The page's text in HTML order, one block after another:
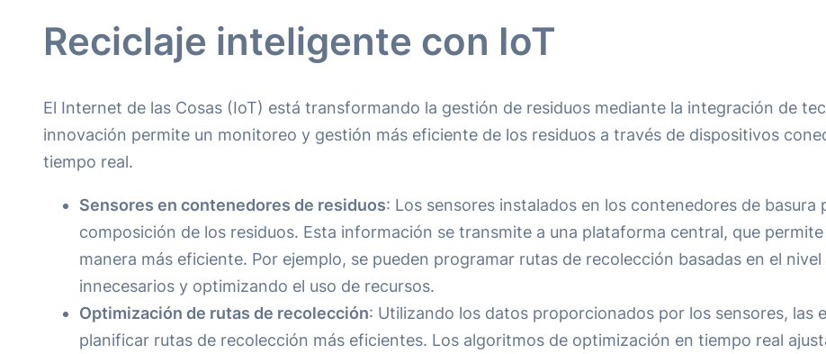
Reciclaje inteligente con IoT
El Internet de las Cosas (IoT) está transformando la gestión de residuos mediante la integración de
innovación permite un monitoreo y gestión más eficiente de los residuos a través de dispositivos
tiempo real.
Sensores en contenedores de residuos: Los sensores instalados en los contenedores de basura
composición de los residuos. Esta información se transmite a una plataforma central, que
manera más eficiente. Por ejemplo, se pueden programar rutas de recolección basadas en el
innecesarios y optimizando el uso de recursos.
Optimización de rutas de recolección: Utilizando los datos proporcionados por los sensores, las
planificar rutas de recolección más eficientes. Los algoritmos de optimización en tiempo real